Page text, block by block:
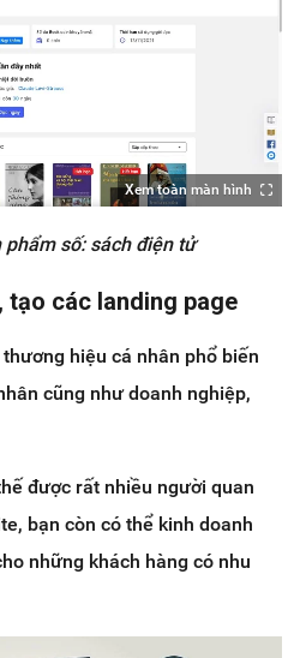
Xem toàn màn hình
phẩm số: sách điện tử
tạo các landing page
hiệu cá nhân phổ biến
cũng như doanh nghiệp,
được rất nhiều người quan
bạn còn có thể kinh doanh
những khách hàng có nhu